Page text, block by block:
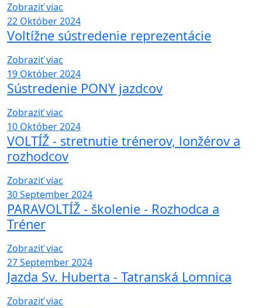
Zobraziť viac
22 Október 2024
Voltížne sústredenie reprezentácie
Zobraziť viac
19 Október 2024
Sústredenie PONY jazdcov
Zobraziť viac
10 Október 2024
VOLTÍŽ - stretnutie trénerov, lonžérov a
rozhodcov
Zobraziť viac
30September 2024
PARAVOLTÍŽ - školenie - Rozhodca a
Tréner
Zobraziť viac
27September 2024
Jazda Sv. Huberta - Tatranská Lomnica
Zobraziť viac